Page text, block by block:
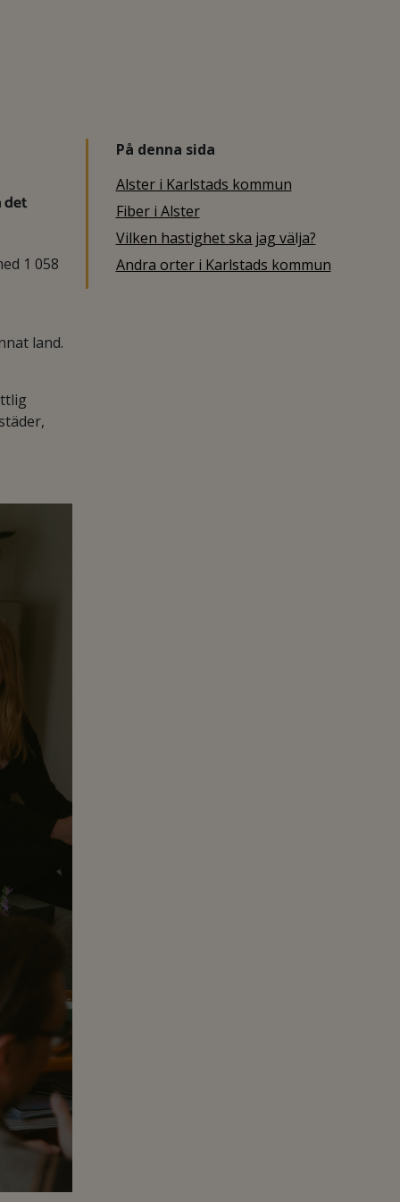
det
1 058
land.
På denna sida
Alster i Karlstads kommun
Fiber i Alster
Vilken hastighet ska jag välja?
Andra orter i Karlstads kommun